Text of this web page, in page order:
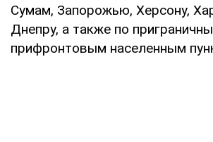
Сумам, Запорожью, Херсону,
Днепру, а также по
прифронтовым населенным